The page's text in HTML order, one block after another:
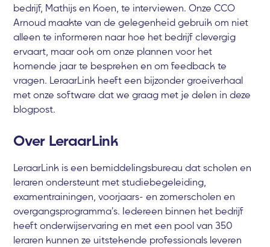
bedrijf, Mathijs en Koen, te interviewen. Onze CCO
Arnoud maakte van de gelegenheid gebruik om niet
alleen te informeren naar hoe het bedrijf clevergig
ervaart, maar ook om onze plannen voor het
komende jaar te bespreken en om feedback te
vragen. LeraarLink heeft een bijzonder groeiverhaal
met onze software dat we graag met je delen in deze
blogpost.
Over LeraarLink
LeraarLink is een bemiddelingsbureau dat scholen en
leraren ondersteunt met studiebegeleiding,
examentrainingen, voorjaars- en zomerscholen en
overgangsprogramma's. Iedereen binnen het bedrijf
heeft onderwijservaring en met een pool van 350
leraren kunnen ze uitstekende professionals leveren